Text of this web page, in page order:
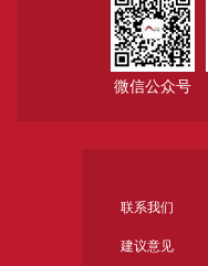
微信公众号
联系我们
建议意见